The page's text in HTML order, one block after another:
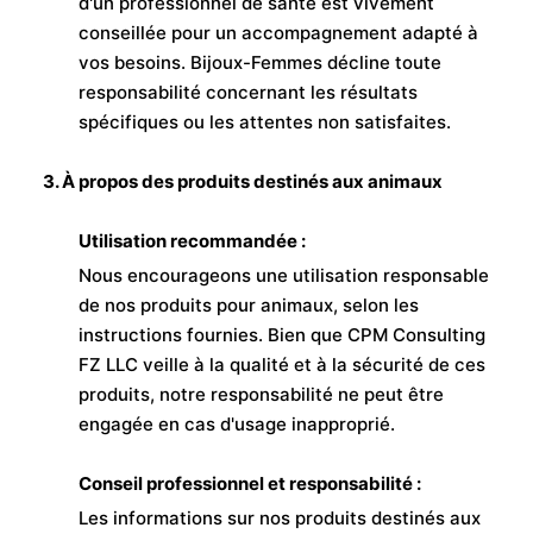
conseillée pour un accompagnement adapté à
vos besoins. Bijoux-Femmes décline toute
responsabilité concernant les résultats
spécifiques ou les attentes non satisfaites.
3. À propos des produits destinés aux animaux
Utilisation recommandée :
Nous encourageons une utilisation responsable
de nos produits pour animaux, selon les
instructions fournies. Bien que CPM Consulting
FZ LLC veille à la qualité et à la sécurité de ces
produits, notre responsabilité ne peut être
engagée en cas d'usage inapproprié.
Conseil professionnel et responsabilité :
Les informations sur nos produits destinés aux